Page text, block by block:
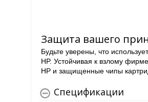
Защита вашего
Будьте уверены, что
HP. Устойчивая к взлому
HP и защищенные чипы
Спецификации